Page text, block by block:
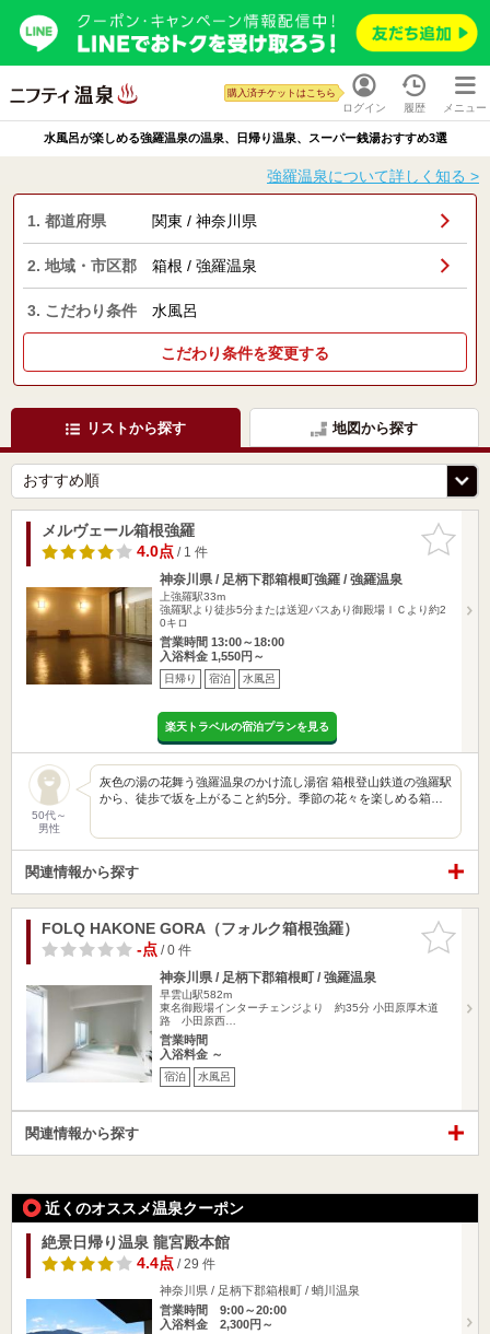
ログイン
購入済チケットはこちら
履歴 メニュー
水風呂が楽しめる強羅温泉の温泉、日帰り温泉、スーパー銭湯おすすめ3選
強羅温泉について詳しく知る >
1. 都道府県 関東 / 神奈川県
2. 地域・市区郡 箱根 / 強羅温泉
3. こだわり条件 水風呂
こだわり条件を変更する
リストから探す 地図から探す
お気に入
りに追加
メルヴェール箱根強羅
4.0点/ 1 件
神奈川県 / 足柄下郡箱根町強羅 / 強羅温泉
上強羅駅33m
強羅駅より徒歩5分または送迎バスあり御殿場ＩＣより約2
0キロ
営業時間 13:00～18:00
入浴料金 1,550円～
日帰り 宿泊 水風呂
楽天トラベルの宿泊プランを見る
50代～
男性
灰色の湯の花舞う強羅温泉のかけ流し湯宿 箱根登山鉄道の強羅駅
から、徒歩で坂を上がること約5分。季節の花々を楽しめる箱…
関連情報から探す
お気に入
りに追加
FOLQ HAKONE GORA（フォルク箱根強羅）
-点/ 0 件
神奈川県 / 足柄下郡箱根町 / 強羅温泉
早雲山駅582m
東名御殿場インターチェンジより 約35分 小田原厚木道
路 小田原西…
営業時間
入浴料金 ～
宿泊 水風呂
関連情報から探す
近くのオススメ温泉クーポン
絶景日帰り温泉 龍宮殿本館
4.4点/ 29 件
神奈川県 / 足柄下郡箱根町 / 蛸川温泉
営業時間 9:00～20:00
入浴料金 2,300円～